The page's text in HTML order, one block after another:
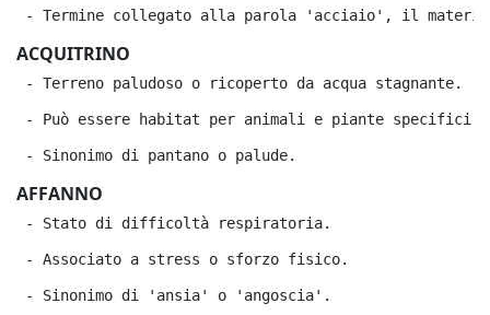
- Termine collegato alla parola 'acciaio', il
ACQUITRINO
- Terreno paludoso o ricoperto da acqua stagnante.
- Può essere habitat per animali e piante specifici.
- Sinonimo di pantano o palude.
AFFANNO
- Stato di difficoltà respiratoria.
- Associato a stress o sforzo fisico.
- Sinonimo di 'ansia' o 'angoscia'.